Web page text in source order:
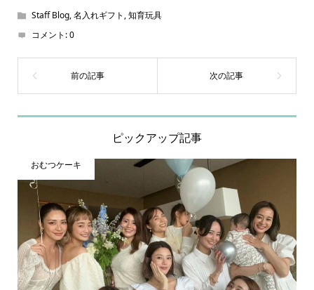
Staff Blog,名入れギフト ,知育玩具
コメント:0
ピックアップ記事
おむつケーキ